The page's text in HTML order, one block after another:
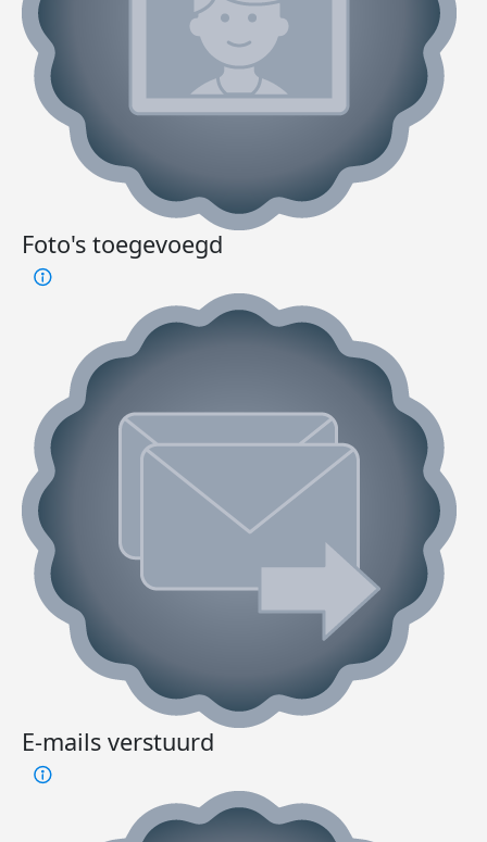
Foto's toegevoegd
E-mails verstuurd